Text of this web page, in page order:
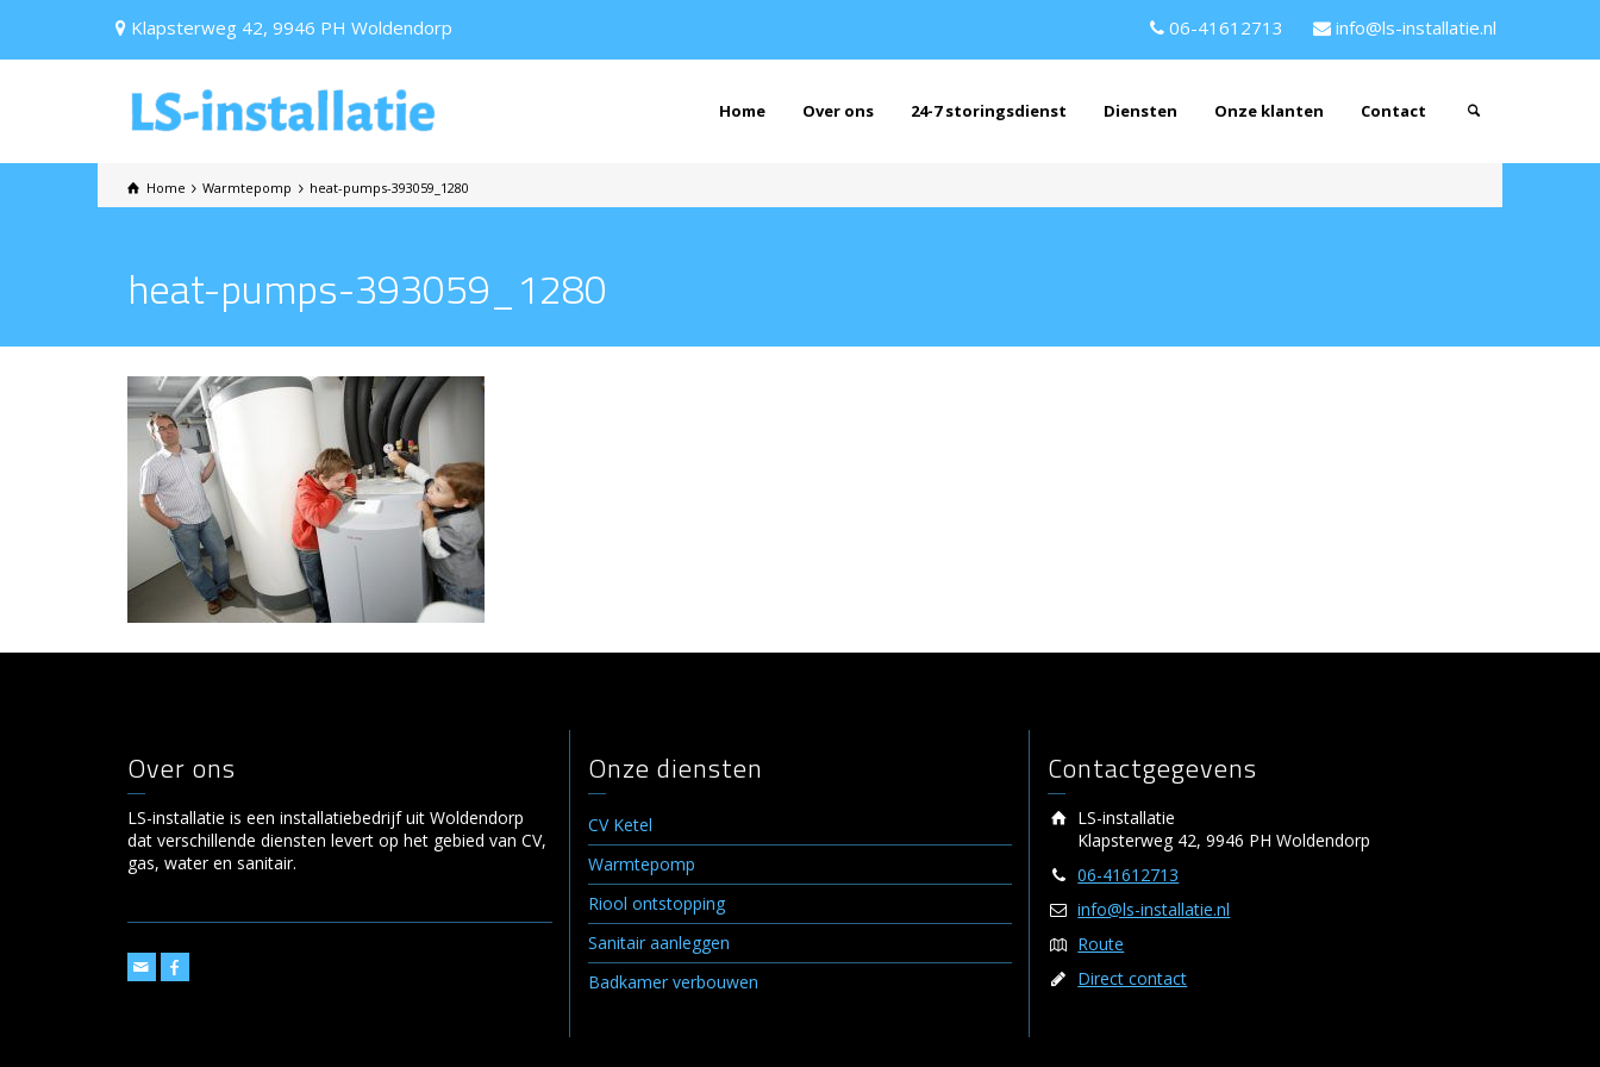
Klapsterweg 42, 9946 PH Woldendorp info@ls-installatie.nl
06-41612713
Home Over ons 24-7 storingsdienst Diensten Onze klanten Contact
Home Warmtepomp heat-pumps-393059_1280
heat-pumps-393059_1280
Over ons
LS-installatie is een installatiebedrijf uit Woldendorp
dat verschillende diensten levert op het gebied van CV,
gas, water en sanitair.
Onze diensten
CV Ketel
Warmtepomp
Riool ontstopping
Sanitair aanleggen
Badkamer verbouwen
Contactgegevens
LS-installatie
Klapsterweg 42, 9946 PH Woldendorp
06-41612713
info@ls-installatie.nl
Route
Direct contact